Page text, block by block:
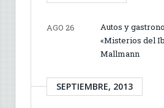
AGO 26
Autos y
«Misterios del
Mallmann
SEPTIEMBRE, 2013